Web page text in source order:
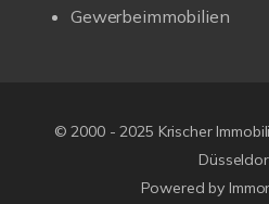
Gewerbeimmobilien
© 2000 - 2025 Krischer
Powered by